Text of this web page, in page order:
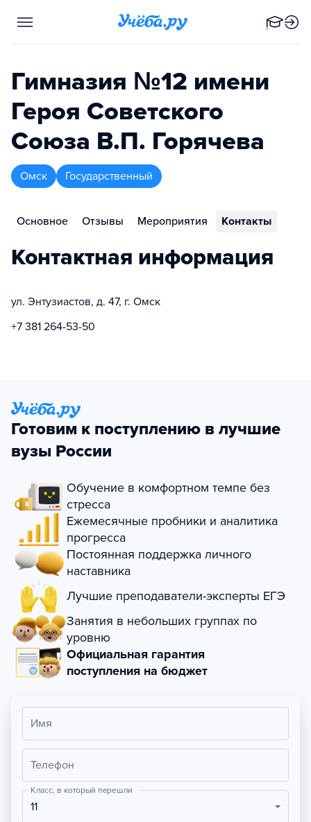
Гимназия №12 имени
Героя Советского
Союза В.П. Горячева
Омск Государственный
Основное Отзывы Мероприятия Контакты
Контактная информация
ул. Энтузиастов, д. 47, г. Омск
+7 381 264-53-50
Готовим к поступлению в лучшие
вузы России
Обучение в комфортном темпе без
стресса
Ежемесячные пробники и аналитика
прогресса
Постоянная поддержка личного
наставника
Лучшие преподаватели-эксперты ЕГЭ
Занятия в небольших группах по
уровню
Официальная гарантия
поступления на бюджет
Имя
Телефон
Класс, в который перешли
11